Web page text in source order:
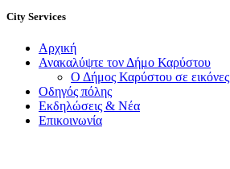
City Services
Αρχική
Ανακαλύψτε τον Δήμο Καρύστου
Ο Δήμος Καρύστου σε εικόνες
Οδηγός πόλης
Εκδηλώσεις & Νέα
Επικοινωνία